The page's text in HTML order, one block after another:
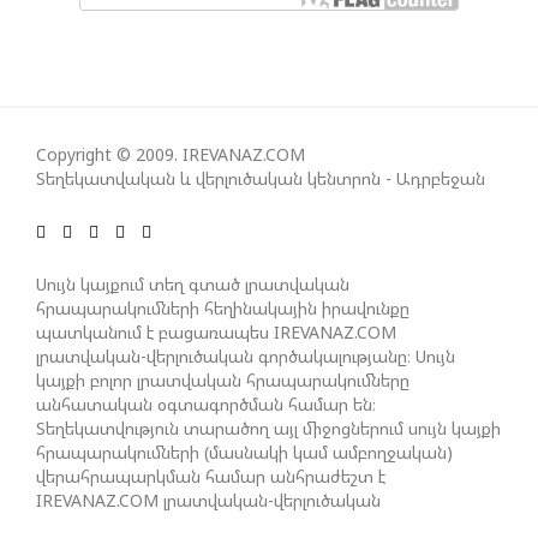
ՀԱՊԿ-Ի ՄԱՍՆԱԿՑՈՒԹՅՈՒՆԸ ՂԱՐԱԲԱՂՅԱՆ
ԳՈՐԾՈՒՆԵՈՒԹՅՈՒՆ ԱԴՐԲԵՋԱՆՈՒՄ ԱՆՕՐԻՆԱԿԱՆ
Է ՃԱՆԱՉՎԵԼ
ՄԱԼԴԻՎՑԻ ԳՈՐԾԸՆԿԵՐ ՄՈՀԱՄՄԵԴ ՄՈՒԻԶԱՅԻՆ.
«ՄԵՆՔ ԳՈՀ ԵՆՔ ԱԴՐԲԵՋԱՆԻ ԵՎ ՄԱԼԴԻՎՆԵՐԻ
ՄԻՋԵՎ ՀԱՐԱԲԵՐՈՒԹՅՈՒՆՆԵՐԻ ԴԻՆԱՄԻԿ
ԶԱՐԳԱՑՈՒՄԻՑ»
ՇԱՐՈՒՆԱԿՎՈՒՄ Է «ՄԵԾ ՎԵՐԱԴԱՐՁ» ԾՐԱԳՐԻ
ԻՐԱԿԱՆԱՑՈՒՄԸ
Copyright © 2009. IREVANAZ.COM
Տեղեկատվական և վերլուծական կենտրոն - Ադրբեջան
Սույն կայքում տեղ գտած լրատվական
հրապարակումների հեղինակային իրավունքը
պատկանում է բացառապես IREVANAZ.COM
լրատվական-վերլուծական գործակալությանը։ Սույն
կայքի բոլոր լրատվական հրապարակումները
անհատական օգտագործման համար են։
Տեղեկատվություն տարածող այլ միջոցներում սույն կայքի
հրապարակումների (մասնակի կամ ամբողջական)
վերահրապարկման համար անհրաժեշտ է
IREVANAZ.COM լրատվական-վերլուծական